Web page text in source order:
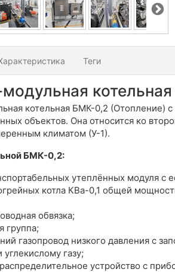
Теги
котельная БМК-0,2 (Отопление)
объектов. Она относится ко
климатом (У-1).
БМК-0,2:
утеплённых модуля с
котла КВа-0,1 общей
обвязка;
группа;
газопровод низкого давления с
углекислому газу;
устройство с